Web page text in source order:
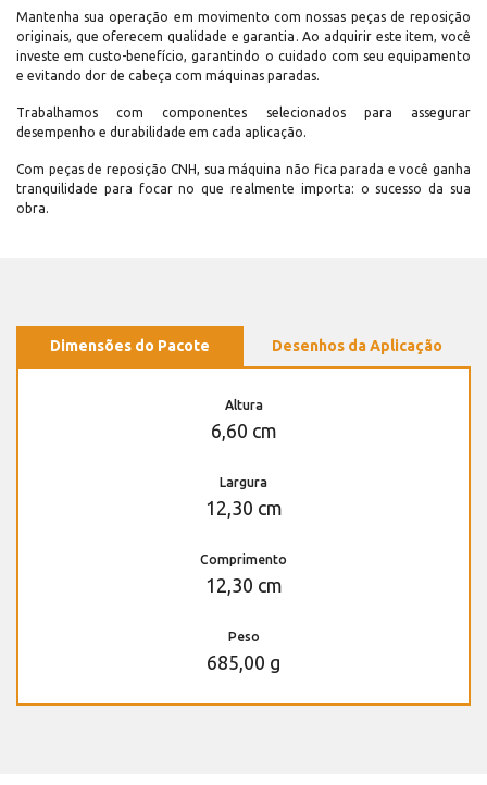
Mantenha sua operação em movimento com nossas peças de reposição
originais, que oferecem qualidade e garantia. Ao adquirir este item, você
investe em custo-benefício, garantindo o cuidado com seu equipamento
e evitando dor de cabeça com máquinas paradas.
Trabalhamos com componentes selecionados para assegurar
desempenho e durabilidade em cada aplicação.
Com peças de reposição CNH, sua máquina não fica parada e você ganha
tranquilidade para focar no que realmente importa: o sucesso da sua
obra.
Dimensões do Pacote Desenhos da Aplicação
Altura
6,60 cm
Largura
12,30 cm
Comprimento
12,30 cm
Peso
685,00 g